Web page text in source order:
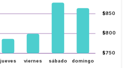
$750
$800
$850
jueves viernes sábado domingo